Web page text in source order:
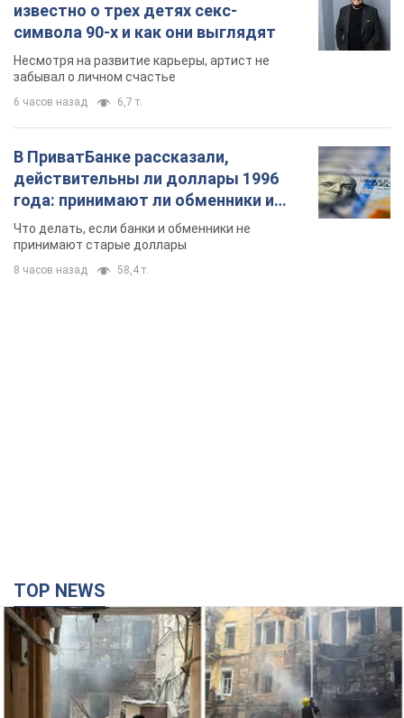
известно о трех детях секс-
символа 90-х и как они выглядят
Несмотря на развитие карьеры, артист не
забывал о личном счастье
6 часов назад 6,7 т.
В ПриватБанке рассказали,
действительны ли доллары 1996
года: принимают ли обменники и
банки такие купюры
Что делать, если банки и обменники не
принимают старые доллары
8 часов назад 58,4 т.
TOP NEWS